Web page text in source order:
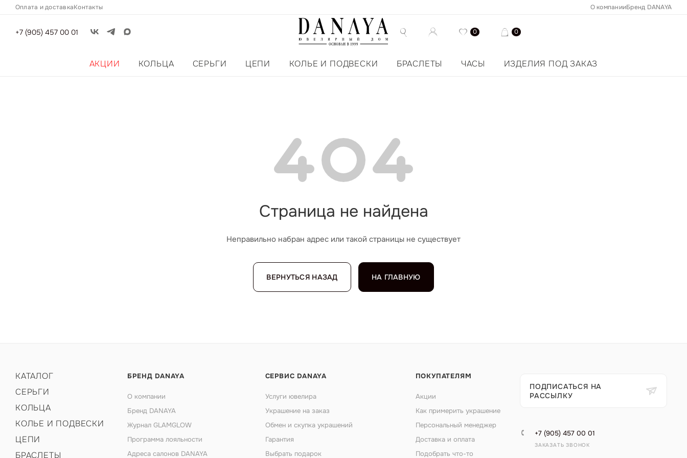
Оплата и доставкаКонтакты О компанииБренд DANAYA
+7 (905) 457 00 01 0 0
АКЦИИ КОЛЬЦА СЕРЬГИ ЦЕПИ КОЛЬЕ И ПОДВЕСКИ БРАСЛЕТЫ ЧАСЫ ИЗДЕЛИЯ ПОД ЗАКАЗ
Страница не найдена
Неправильно набран адрес или такой страницы не существует
ВЕРНУТЬСЯ НАЗАД НА ГЛАВНУЮ
КАТАЛОГ
СЕРЬГИ
КОЛЬЦА
КОЛЬЕ И ПОДВЕСКИ
ЦЕПИ
БРАСЛЕТЫ
БРЕНД DANAYA
О компании
Бренд DANAYA
Журнал GLAMGLOW
Программа лояльности
Адреса салонов DANAYA
СЕРВИС DANAYA
Услуги ювелира
Украшение на заказ
Обмен и скупка украшений
Гарантия
Выбрать подарок
ПОКУПАТЕЛЯМ
Акции
Как примерить украшение
Персональный менеджер
Доставка и оплата
Подобрать что-то
ПОДПИСАТЬСЯ НА
РАССЫЛКУ
+7 (905) 457 00 01
ЗАКАЗАТЬ ЗВОНОК